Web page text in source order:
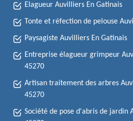
Elagueur Auvilliers En Gatinais
Tonte et réfection de pelouse
Paysagiste Auvilliers En Gatinais
Entreprise élagueur grimpeur
45270
Artisan traitement des arbres
45270
Société de pose d'abris de jardin